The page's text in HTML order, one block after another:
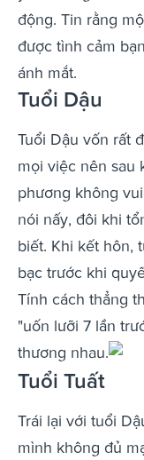
động. Tin rằng
được tình cảm
ánh mắt.
Tuổi Dậu
Tuổi Dậu vốn rất
mọi việc nên sau
phương không
nói nấy, đôi khi
biết. Khi kết hôn,
bạc trước khi
Tính cách thẳng
"uốn lưỡi 7 lần
thương nhau.
Tuổi Tuất
Trái lại với tuổi
mình không đủ